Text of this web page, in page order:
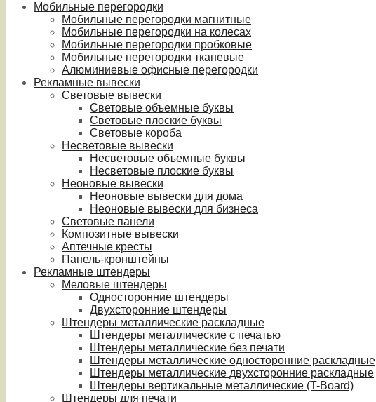
Мобильные перегородки
Мобильные перегородки магнитные
Мобильные перегородки на колесах
Мобильные перегородки пробковые
Мобильные перегородки тканевые
Алюминиевые офисные перегородки
Рекламные вывески
Световые вывески
Световые объемные буквы
Световые плоские буквы
Световые короба
Несветовые вывески
Несветовые объемные буквы
Несветовые плоские буквы
Неоновые вывески
Неоновые вывески для дома
Неоновые вывески для бизнеса
Световые панели
Композитные вывески
Аптечные кресты
Панель-кронштейны
Рекламные штендеры
Меловые штендеры
Односторонние штендеры
Двухсторонние штендеры
Штендеры металлические раскладные
Штендеры металлические с печатью
Штендеры металлические без печати
Штендеры металлические односторонние раскладные
Штендеры металлические двухсторонние раскладные
Штендеры вертикальные металлические (T-Board)
Штендеры для печати